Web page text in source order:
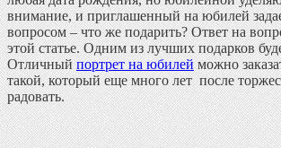
внимание, и приглашенный на юбилей
вопросом – что же подарить? Ответ на
этой статье. Одним из лучших подарков
Отличныйпортрет на юбилейможно
такой, который еще много лет после
радовать.